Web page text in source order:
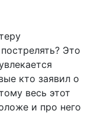
Это
кто заявил о
весь этот
и про него